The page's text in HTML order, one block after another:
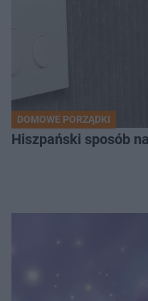
DOMOWE PORZĄDKI
Hiszpański sposób